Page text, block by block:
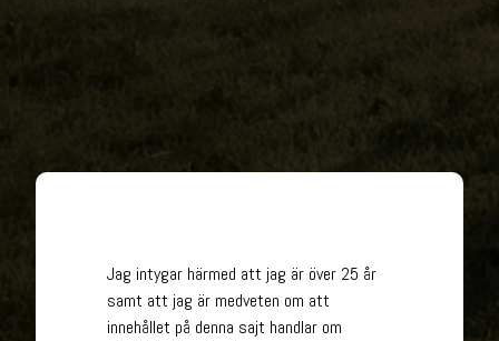
Jag intygar härmed att jag är över 25 år
samt att jag är medveten om att
innehållet på denna sajt handlar om